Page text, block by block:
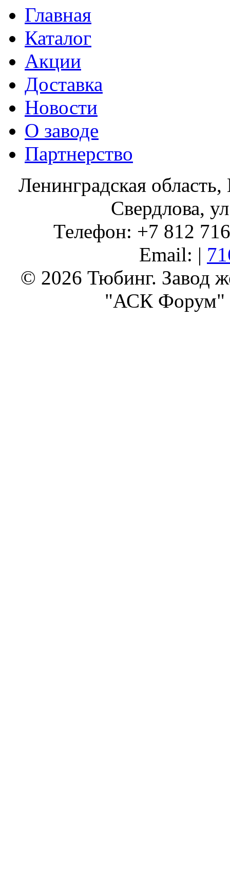
Главная
Каталог
Акции
Доставка
Новости
О заводе
Партнерство
Ленинградская
Свердлова,
Телефон: +7 812
Email: |
© 2026 Тюбинг. Завод
"АСК Форум"